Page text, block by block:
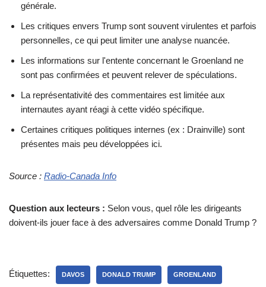
générale.
Les critiques envers Trump sont souvent virulentes et parfois
personnelles, ce qui peut limiter une analyse nuancée.
Les informations sur l'entente concernant le Groenland ne
sont pas confirmées et peuvent relever de spéculations.
La représentativité des commentaires est limitée aux
internautes ayant réagi à cette vidéo spécifique.
Certaines critiques politiques internes (ex : Drainville) sont
présentes mais peu développées ici.
Source : Radio-Canada Info
Question aux lecteurs : Selon vous, quel rôle les dirigeants
doivent-ils jouer face à des adversaires comme Donald Trump ?
Étiquettes: DAVOS DONALD TRUMP GROENLAND